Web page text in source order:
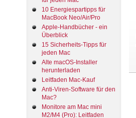
10 Energiespartipps für
MacBook Neo/Air/Pro
Apple-Handbücher - ein
Überblick
15 Sicherheits-Tipps für
jeden Mac
Alte macOS-Installer
herunterladen
Leitfaden Mac-Kauf
Anti-Viren-Software für den
Mac?
Monitore am Mac mini
M2/M4 (Pro): Leitfaden